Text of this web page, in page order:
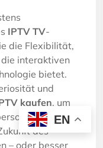
IPTV TV-
die Flexibilität,
interaktiven
bietet.
und
kaufen, um
des
– oder besser
EN